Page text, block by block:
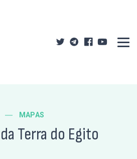
MAPAS
Terra do Egito